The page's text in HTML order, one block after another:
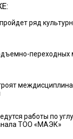
пройдет ряд
переходных
работы по
ТОО «МАЭК»